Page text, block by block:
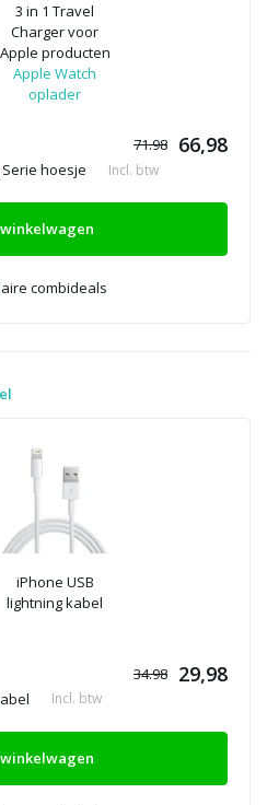
3 in 1 Travel
Charger voor
Apple producten
Apple Watch
oplader
71.98 66,98
hoesje Incl. btw
combideals
iPhone USB
lightning kabel
34.98 29,98
Incl. btw